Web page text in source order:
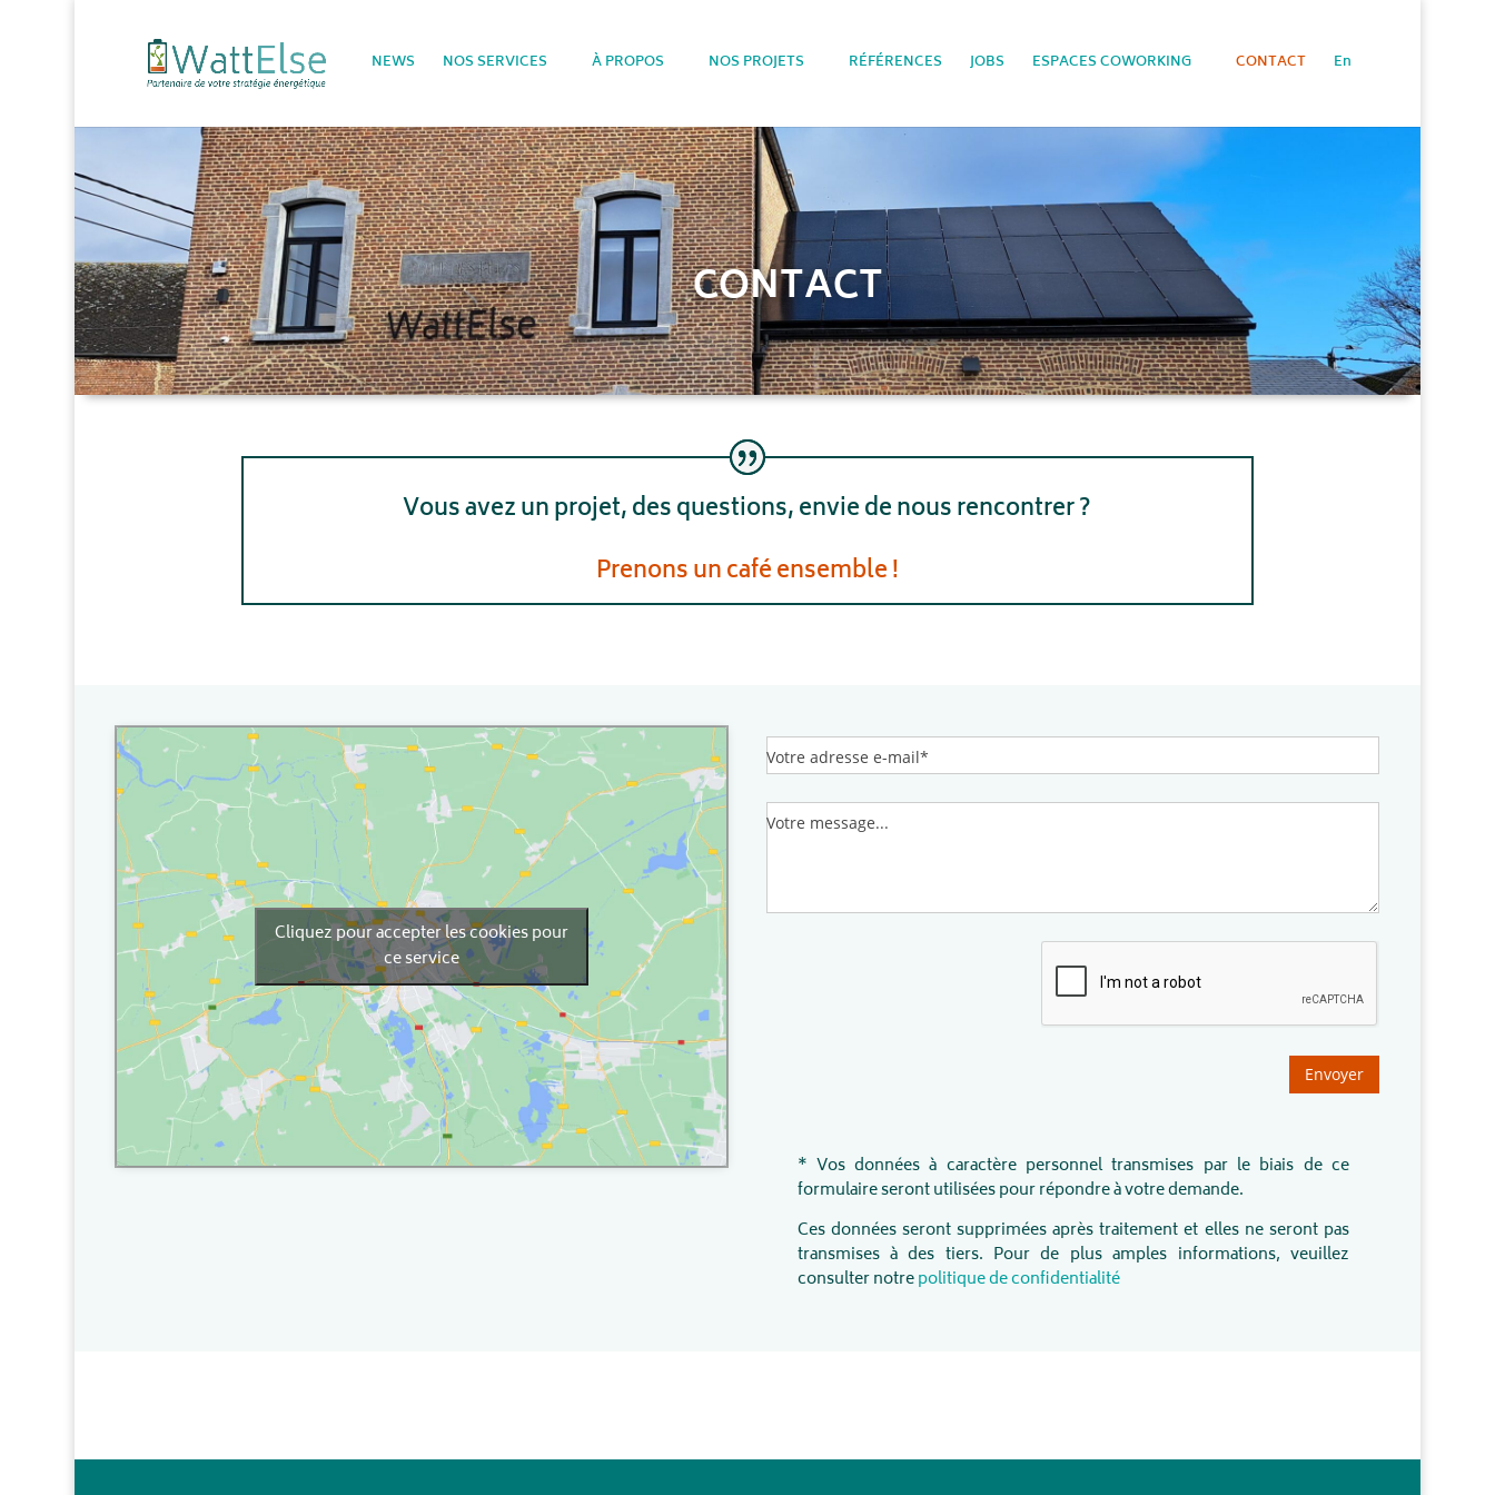
NEWS NOS SERVICES À PROPOS NOS PROJETS RÉFÉRENCES JOBS ESPACES COWORKING CONTACT En
CONTACT
Vous avez un projet, des questions, envie de nous rencontrer ?
Prenons un café ensemble !
Cliquez pour accepter les cookies pour
ce service
Votre adresse e-mail*
Votre message...
Envoyer
* Vos données à caractère personnel transmises par le biais de ce
formulaire seront utilisées pour répondre à votre demande.
Ces données seront supprimées après traitement et elles ne seront pas
transmises à des tiers. Pour de plus amples informations, veuillez
consulter notrepolitique de confidentialité